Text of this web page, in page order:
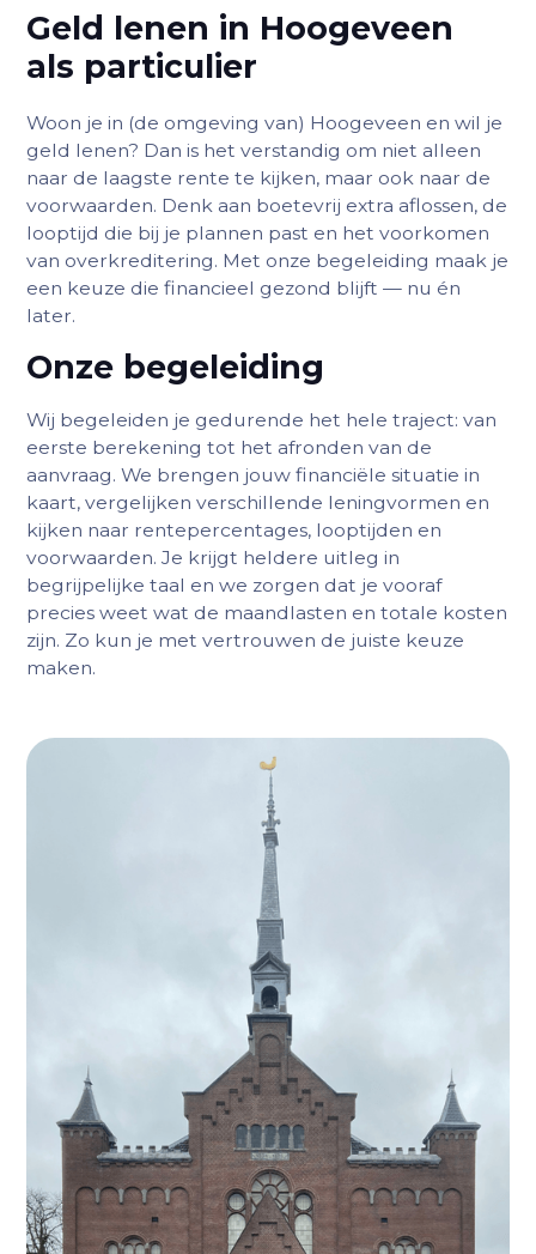
Geld lenen in Hoogeveen
als particulier
Woon je in (de omgeving van) Hoogeveen en wil je
geld lenen? Dan is het verstandig om niet alleen
naar de laagste rente te kijken, maar ook naar de
voorwaarden. Denk aan boetevrij extra aflossen, de
looptijd die bij je plannen past en het voorkomen
van overkreditering. Met onze begeleiding maak je
een keuze die financieel gezond blijft — nu én
later.
Onze begeleiding
Wij begeleiden je gedurende het hele traject: van
eerste berekening tot het afronden van de
aanvraag. We brengen jouw financiële situatie in
kaart, vergelijken verschillende leningvormen en
kijken naar rentepercentages, looptijden en
voorwaarden. Je krijgt heldere uitleg in
begrijpelijke taal en we zorgen dat je vooraf
precies weet wat de maandlasten en totale kosten
zijn. Zo kun je met vertrouwen de juiste keuze
maken.